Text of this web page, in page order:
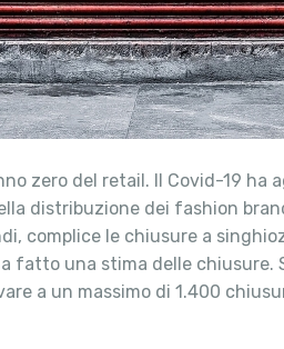
zero del retail. Il Covid-19
distribuzione dei fashion
complice le chiusure a
fatto una stima delle chiusure.
a un massimo di 1.400